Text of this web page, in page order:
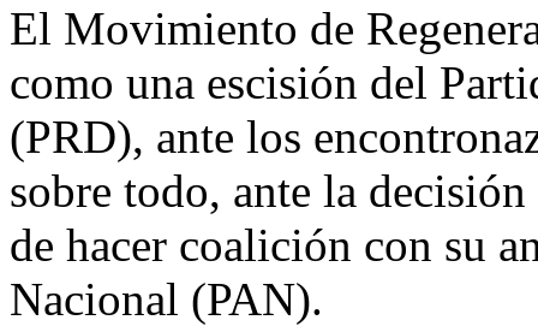
El Movimiento de
como una escisión del
(PRD), ante los
sobre todo, ante la
de hacer coalición con su
Nacional (PAN).